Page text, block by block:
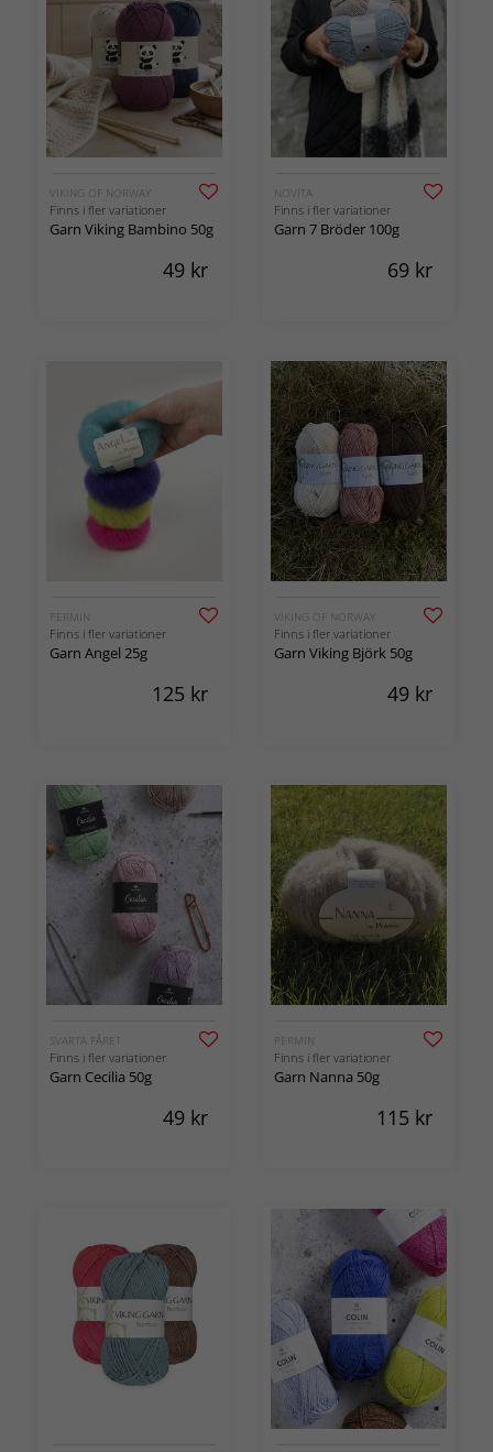
VIKING OF NORWAY
Finns i fler variationer
Garn Viking Bambino 50g
49 kr
NOVITA
Finns i fler variationer
Garn 7 Bröder 100g
69 kr
PERMIN
Finns i fler variationer
Garn Angel 25g
125 kr
VIKING OF NORWAY
Finns i fler variationer
Garn Viking Björk 50g
49 kr
SVARTA FÅRET
Finns i fler variationer
Garn Cecilia 50g
49 kr
PERMIN
Finns i fler variationer
Garn Nanna 50g
115 kr